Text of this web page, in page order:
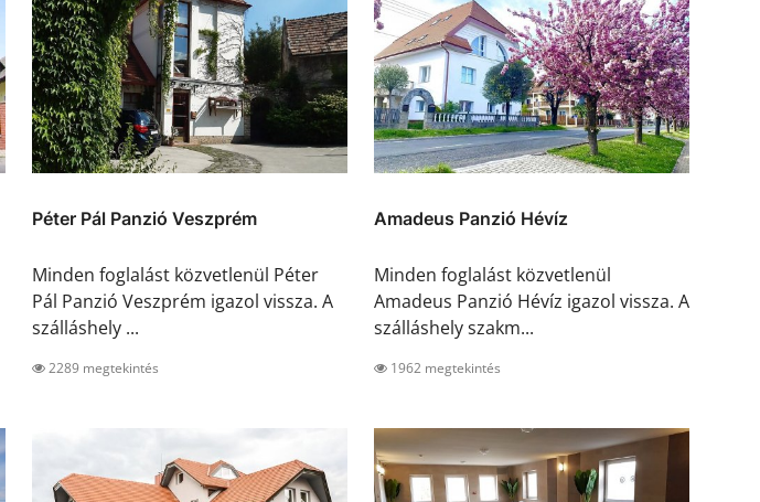
Péter Pál Panzió Veszprém
Minden foglalást közvetlenül Péter
Pál Panzió Veszprém igazol vissza. A
szálláshely ...
2289 megtekintés
Amadeus Panzió Hévíz
Minden foglalást közvetlenül
Amadeus Panzió Hévíz igazol vissza. A
szálláshely szakm...
1962 megtekintés